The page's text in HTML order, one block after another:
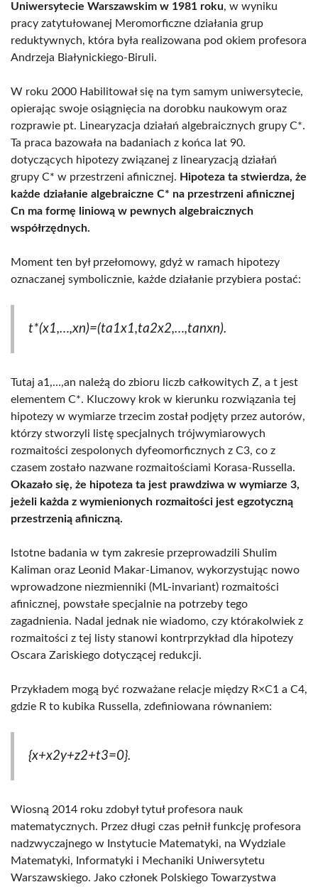
Uniwersytecie Warszawskim w 1981 roku, w wyniku
pracy zatytułowanej Meromorficzne działania grup
reduktywnych, która była realizowana pod okiem profesora
Andrzeja Białynickiego-Biruli.
W roku 2000 Habilitował się na tym samym uniwersytecie,
opierając swoje osiągnięcia na dorobku naukowym oraz
rozprawie pt. Linearyzacja działań algebraicznych grupy C*.
Ta praca bazowała na badaniach z końca lat 90.
dotyczących hipotezy związanej z linearyzacją działań
grupy C* w przestrzeni afinicznej. Hipoteza ta stwierdza, że
każde działanie algebraiczne C* na przestrzeni afinicznej
Cn ma formę liniową w pewnych algebraicznych
współrzędnych.
Moment ten był przełomowy, gdyż w ramach hipotezy
oznaczanej symbolicznie, każde działanie przybiera postać:
t*(x1,…,xn)=(ta1x1,ta2x2,…,tanxn).
Tutaj a1,…,an należą do zbioru liczb całkowitych Z, a t jest
elementem C*. Kluczowy krok w kierunku rozwiązania tej
hipotezy w wymiarze trzecim został podjęty przez autorów,
którzy stworzyli listę specjalnych trójwymiarowych
rozmaitości zespolonych dyfeomorficznych z C3, co z
czasem zostało nazwane rozmaitościami Korasa-Russella.
Okazało się, że hipoteza ta jest prawdziwa w wymiarze 3,
jeżeli każda z wymienionych rozmaitości jest egzotyczną
przestrzenią afiniczną.
Istotne badania w tym zakresie przeprowadzili Shulim
Kaliman oraz Leonid Makar-Limanov, wykorzystując nowo
wprowadzone niezmienniki (ML-invariant) rozmaitości
afinicznej, powstałe specjalnie na potrzeby tego
zagadnienia. Nadal jednak nie wiadomo, czy którakolwiek z
rozmaitości z tej listy stanowi kontrprzykład dla hipotezy
Oscara Zariskiego dotyczącej redukcji.
Przykładem mogą być rozważane relacje między R×C1 a C4,
gdzie R to kubika Russella, zdefiniowana równaniem:
{x+x2y+z2+t3=0}.
Wiosną 2014 roku zdobył tytuł profesora nauk
matematycznych. Przez długi czas pełnił funkcję profesora
nadzwyczajnego w Instytucie Matematyki, na Wydziale
Matematyki, Informatyki i Mechaniki Uniwersytetu
Warszawskiego. Jako członek Polskiego Towarzystwa